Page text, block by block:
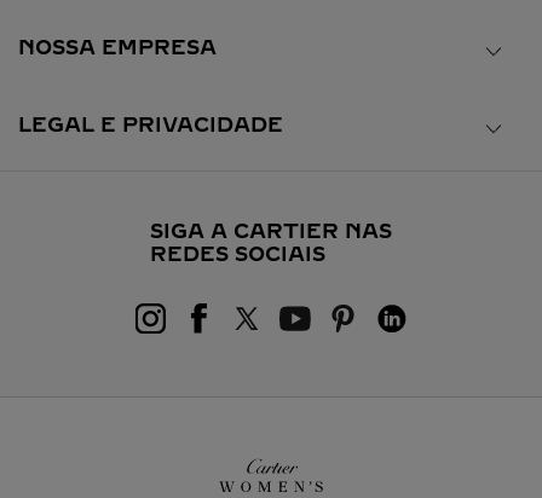
NOSSA EMPRESA
LEGAL E PRIVACIDADE
SIGA A CARTIER NAS
REDES SOCIAIS